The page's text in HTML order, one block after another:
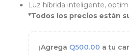
Luz híbrida inteligente,
*Todos los precios están
¡Agrega Q500.00 a tu